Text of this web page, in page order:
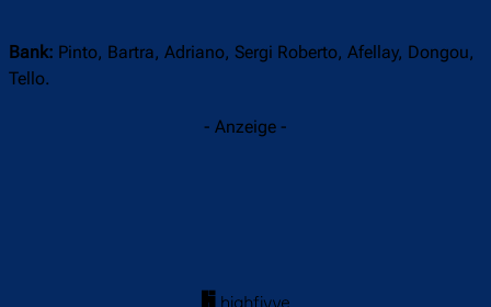
Bank: Pinto, Bartra, Adriano, Sergi Roberto, Afellay, Dongou,
Tello.
- Anzeige -